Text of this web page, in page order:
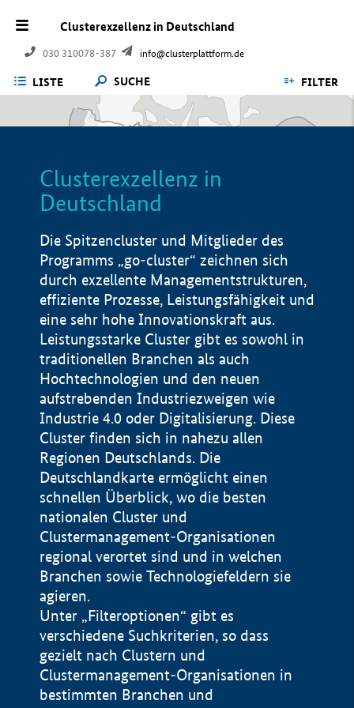
Clusterexzellenz in Deutschland
030 310078-387 info@clusterplattform.de
LISTE SUCHE FILTER
Clusterexzellenz in
Deutschland
Die Spitzencluster und Mitglieder des
Programms „go-cluster“ zeichnen sich
durch exzellente Managementstrukturen,
effiziente Prozesse, Leistungsfähigkeit und
eine sehr hohe Innovationskraft aus.
Leistungsstarke Cluster gibt es sowohl in
traditionellen Branchen als auch
Hochtechnologien und den neuen
aufstrebenden Industriezweigen wie
Industrie 4.0 oder Digitalisierung. Diese
Cluster finden sich in nahezu allen
Regionen Deutschlands. Die
Deutschlandkarte ermöglicht einen
schnellen Überblick, wo die besten
nationalen Cluster und
Clustermanagement-Organisationen
regional verortet sind und in welchen
Branchen sowie Technologiefeldern sie
agieren.
Unter „Filteroptionen“ gibt es
verschiedene Suchkriterien, so dass
gezielt nach Clustern und
Clustermanagement-Organisationen in
bestimmten Branchen und
Impressum
Datenschutzerklärung
BMWE, 2026 ©
100 km © Geobasis-DE / BKG 2015